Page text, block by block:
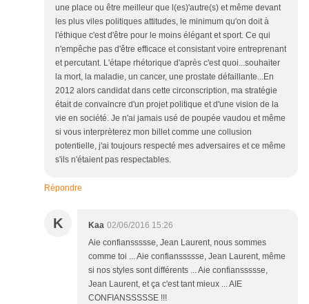
une place ou être meilleur que l(es)'autre(s) et même devant
les plus viles politiques attitudes, le minimum qu'on doit à
l'éthique c'est d'être pour le moins élégant et sport. Ce qui
n'empêche pas d'être efficace et consistant voire entreprenant
et percutant. L'étape rhétorique d'après c'est quoi...souhaiter
la mort, la maladie, un cancer, une prostate défaillante...En
2012 alors candidat dans cette circonscription, ma stratégie
était de convaincre d'un projet politique et d'une vision de la
vie en société. Je n'ai jamais usé de poupée vaudou et même
si vous interprèterez mon billet comme une collusion
potentielle, j'ai toujours respecté mes adversaires et ce même
s'ils n'étaient pas respectables.
Répondre
K Kaa 02/06/2016 15:26
Aie confianssssse, Jean Laurent, nous sommes
comme toi ... Aie confianssssse, Jean Laurent, même
si nos styles sont différents ... Aie confianssssse,
Jean Laurent, et ça c'est tant mieux ... AIE
CONFIANSSSSSE !!!